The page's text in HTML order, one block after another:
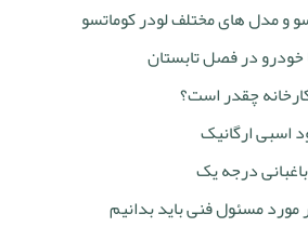
و مدل های مختلف لودر کوماتسو
خودرو در فصل تابستان
چقدر است؟
اسبی ارگانیک
درجه یک
مسئول فنی باید بدانیم